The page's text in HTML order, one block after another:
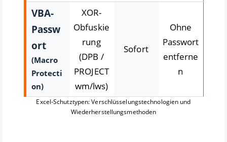
VBA-
Passw
ort
(Macro
Protecti
on)
XOR-
Obfuskie
rung
(DPB /
PROJECT
wm/lws)
Sofort
Ohne
Passwort
entferne
n
Excel-Schutztypen: Verschlüsselungstechnologien und
Wiederherstellungsmethoden